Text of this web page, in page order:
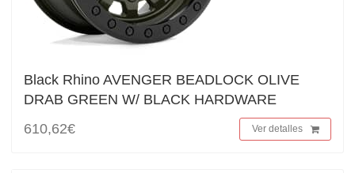
Black Rhino AVENGER BEADLOCK OLIVE
DRAB GREEN W/ BLACK HARDWARE
610,62€
Ver detalles